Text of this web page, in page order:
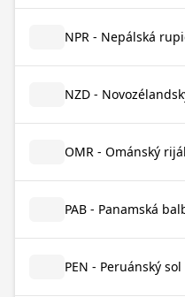
NPR - Nepálská
NZD -
OMR - Ománský rijál
PAB - Panamská
PEN - Peruánský sol